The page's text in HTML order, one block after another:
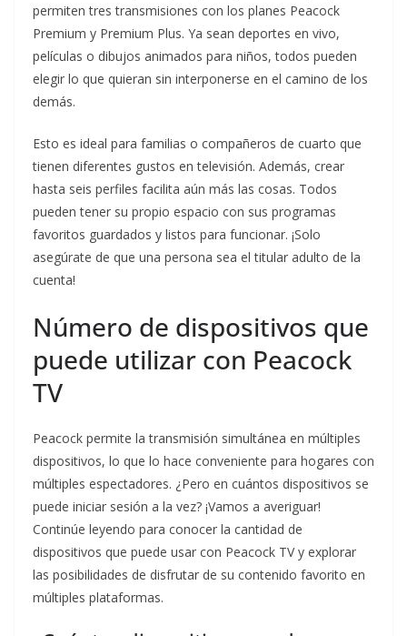
permiten tres transmisiones con los planes Peacock
Premium y Premium Plus. Ya sean deportes en vivo,
películas o dibujos animados para niños, todos pueden
elegir lo que quieran sin interponerse en el camino de los
demás.
Esto es ideal para familias o compañeros de cuarto que
tienen diferentes gustos en televisión. Además, crear
hasta seis perfiles facilita aún más las cosas. Todos
pueden tener su propio espacio con sus programas
favoritos guardados y listos para funcionar. ¡Solo
asegúrate de que una persona sea el titular adulto de la
cuenta!
Número de dispositivos que
puede utilizar con Peacock
TV
Peacock permite la transmisión simultánea en múltiples
dispositivos, lo que lo hace conveniente para hogares con
múltiples espectadores. ¿Pero en cuántos dispositivos se
puede iniciar sesión a la vez? ¡Vamos a averiguar!
Continúe leyendo para conocer la cantidad de
dispositivos que puede usar con Peacock TV y explorar
las posibilidades de disfrutar de su contenido favorito en
múltiples plataformas.